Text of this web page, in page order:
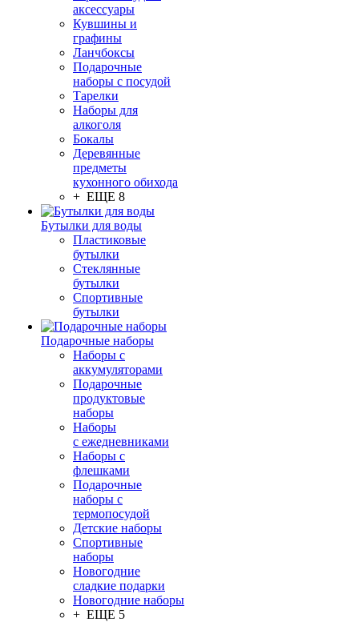
аксессуары
Кувшины и
графины
Ланчбоксы
Подарочные
наборы с посудой
Тарелки
Наборы для
алкоголя
Бокалы
Деревянные
предметы
кухонного обихода
+ ЕЩЕ 8
Бутылки для воды
Пластиковые
бутылки
Стеклянные
бутылки
Спортивные
бутылки
Подарочные наборы
Наборы с
аккумуляторами
Подарочные
продуктовые
наборы
Наборы
с ежедневниками
Наборы с
флешками
Подарочные
наборы с
термопосудой
Детские наборы
Спортивные
наборы
Новогодние
сладкие подарки
Новогодние наборы
+ ЕЩЕ 5